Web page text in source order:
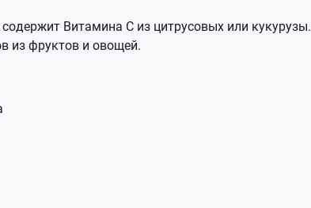
Витамина С из цитрусовых или кукурузы.
из фруктов и овощей.